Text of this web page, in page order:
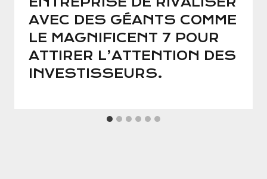
AVEC DES GÉANTS COMME
LE MAGNIFICENT 7 POUR
ATTIRER L’ATTENTION DES
INVESTISSEURS.